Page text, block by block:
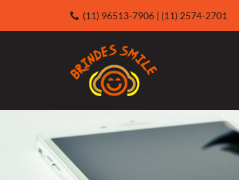
(11) 96513-7906 | (11) 2574-2701